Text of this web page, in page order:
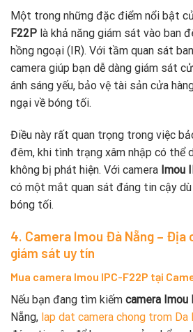
Một trong những đặc điểm nổi bật
F22P là khả năng giám sát vào ban
hồng ngoại (IR). Với tầm quan sát
camera giúp bạn dễ dàng giám sát
ánh sáng yếu, bảo vệ tài sản cửa
ngại về bóng tối.
Điều này rất quan trọng trong việc
đêm, khi tình trạng xâm nhập có thể
không bị phát hiện. Với camera Imou
có một mắt quan sát đáng tin cậy
bóng tối.
4. Camera Imou Đà Nẵng – Địa
giám sát uy tín
Mua camera Imou IPC-F22P tại
Nếu bạn đang tìm kiếm camera Imou
Nẵng, lap dat camera chong trom Da